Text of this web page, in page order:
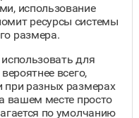
использование
ресурсы системы
размера.
для
всего,
при разных размерах
вашем месте просто
по умолчанию